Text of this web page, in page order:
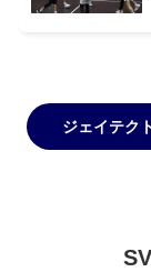
ジェイテク